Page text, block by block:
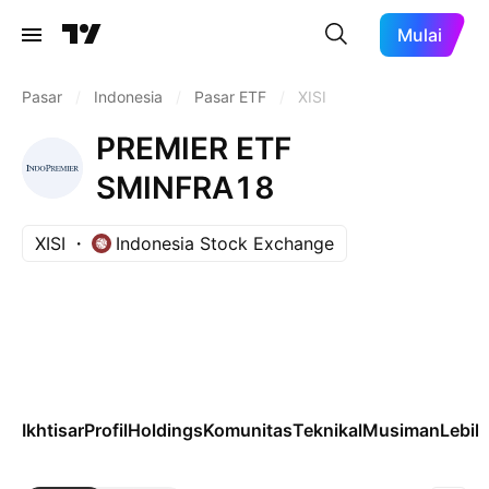
Mulai
Pasar Indonesia Pasar ETF XISI
PREMIER ETF
SMINFRA18
XISI Indonesia Stock Exchange
IkhtisarProfilHoldingsKomunitasTeknikalMusiman